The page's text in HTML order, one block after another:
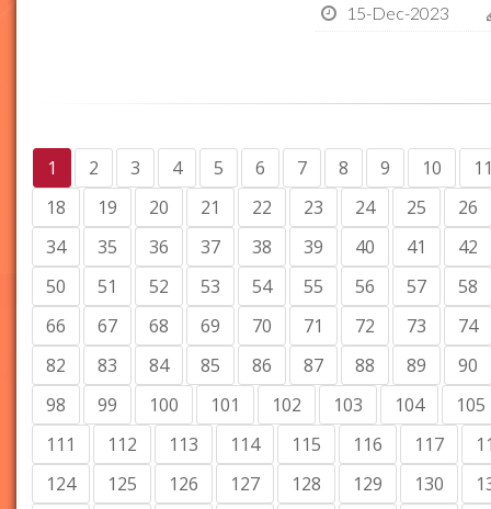
15-Dec-2023
1 2 3 4 5 6 7 8 9 10
18
19 20 21 22 23 24 25
26
34
35 36 37 38 39 40 41
42
50
51 52 53 54 55 56 57
58
66
67 68 69 70 71 72 73
74
82
83 84 85 86 87 88 89
90
98
99 100 101 102 103 104
105
111
112 113 114 115 116 117
124
125 126 127 128 129 130